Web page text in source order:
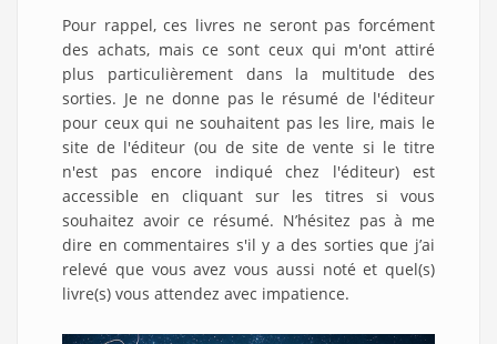
Pour rappel, ces livres ne seront pas forcément
des achats, mais ce sont ceux qui m'ont attiré
plus particulièrement dans la multitude des
sorties. Je ne donne pas le résumé de l'éditeur
pour ceux qui ne souhaitent pas les lire, mais le
site de l'éditeur (ou de site de vente si le titre
n'est pas encore indiqué chez l'éditeur) est
accessible en cliquant sur les titres si vous
souhaitez avoir ce résumé. N’hésitez pas à me
dire en commentaires s'il y a des sorties que j’ai
relevé que vous avez vous aussi noté et quel(s)
livre(s) vous attendez avec impatience.